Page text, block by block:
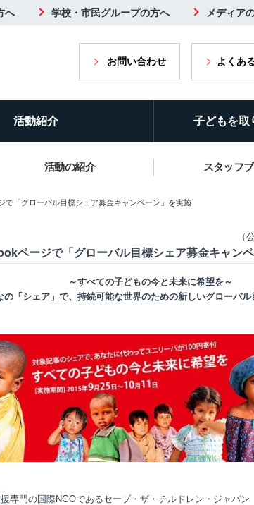
へ 学校・市民グループの方へ メディア
お問い合わせ よくあ
活動紹介 子どもを取
活動の紹介 スタッフ
で「グローバル目標シェア募金キャンペーン」を実施
（
ページで「グローバル目標シェア募金キャン
～すべての子どもの今と未来に希望を～
の「シェア」で、持続可能な世界のための新しいグローバル
専門の国際NGOであるセーブ・ザ・チルドレン・ジャパン